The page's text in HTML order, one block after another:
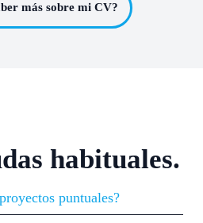
más sobre mi CV?
habituales.
puntuales?